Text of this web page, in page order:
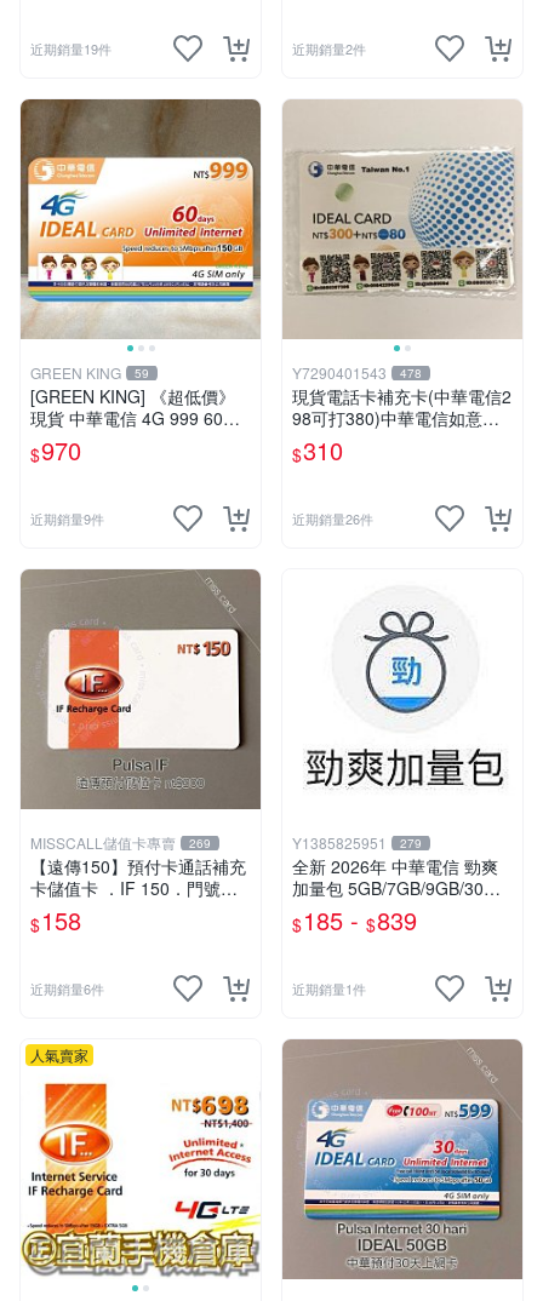
近期銷量19件 近期銷量2件
GREEN KING 59
[GREEN KING] 《超低價》
現貨 中華電信 4G 999 60天
網路吃到飽 儲值卡 網卡 網路
儲值卡 上網卡 如意卡
$970
近期銷量9件
Y7290401543 478
現貨電話卡補充卡(中華電信2
98可打380)中華電信如意卡3
00+80中華電信380中華如意
卡
$310
近期銷量26件
MISSCALL儲值卡專賣 269
【遠傳150】預付卡通話補充
卡儲值卡 ．IF 150．門號延
展ifu⚡MissCall儲值卡專賣
$158
近期銷量6件
Y1385825951 279
全新 2026年 中華電信 勁爽
加量包 5GB/7GB/9GB/30日
無限上網 月租型及預付卡門
號適用
$185 - $839
近期銷量1件
人氣賣家